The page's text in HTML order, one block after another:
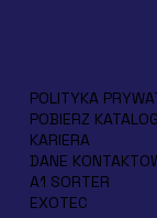
POLITYKA
POBIERZ KATALOG
KARIERA
DANE
A1 SORTER
EXOTEC